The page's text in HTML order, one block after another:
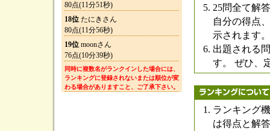
80点(11分51秒)
18位 たにきさん
80点(11分56秒)
19位 moonさん
76点(10分39秒)
同時に複数名がランクインした場合には、
ランキングに登録されないまたは順位が変
わる場合がありますこと、ご了承下さい。
25問全て解
自分の得点
示されます
出題される
す。 ぜひ、
ランキング
は得点と解